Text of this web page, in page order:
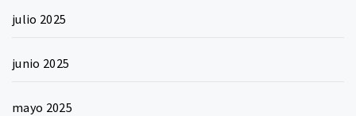
julio 2025
junio 2025
mayo 2025